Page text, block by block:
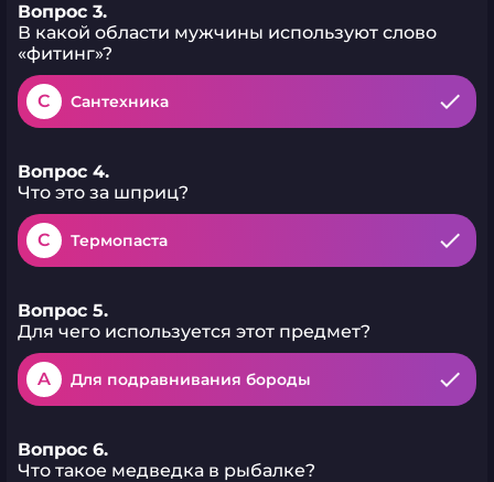
Вопрос 3.
В какой области мужчины используют слово
«фитинг»?
C Сантехника
Вопрос 4.
Что это за шприц?
C Термопаста
Вопрос 5.
Для чего используется этот предмет?
A Для подравнивания бороды
Вопрос 6.
Что такое медведка в рыбалке?